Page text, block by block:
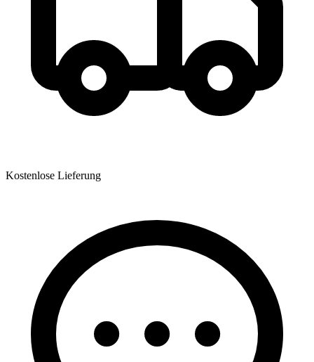
Kostenlose Lieferung